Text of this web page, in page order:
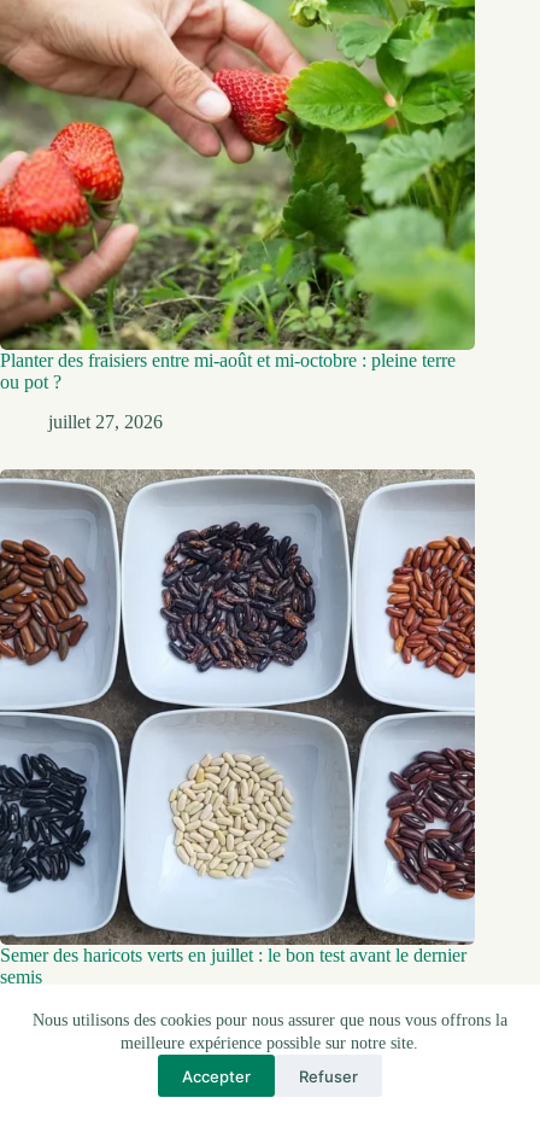
Nous utilisons des cookies pour nous assurer que nous vous offrons la
meilleure expérience possible sur notre site.
Accepter Refuser
Planter des fraisiers entre mi-août et mi-octobre : pleine terre
ou pot ?
juillet 27, 2026
Semer des haricots verts en juillet : le bon test avant le dernier
semis
juillet 20, 2026